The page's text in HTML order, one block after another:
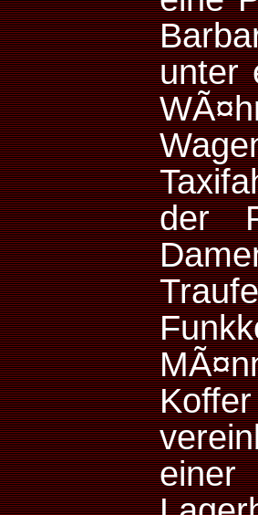
unter
der